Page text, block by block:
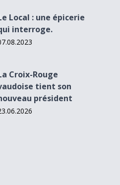
Local : une épicerie
interroge.
son nouveau président
Croix-Rouge
tient son
président